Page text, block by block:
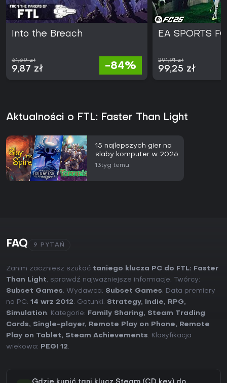
Into the Breach
61,69 zł
9,87 zł -84%
EA SPORTS
291,91 zł
99,25 zł
Aktualności o FTL: Faster Than Light
15 najlepszych gier na
slaby komputer w 2026
13tyg temu
FAQ 9 PYTAŃ
Zanim zaczniesz szukać taniego klucza PC do FTL: Faster
Than Light, sprawdź najważniejsze informacje. Twórcy:
Subset Games. Wydawca: Subset Games. Data premiery
na PC: 14 wrz 2012. Gatunki: Strategy, Indie, RPG,
Simulation. Kategorie: Family Sharing, Steam Trading
Cards, Single-player, Remote Play on Phone,
Remote
Play on Tablet, Steam Achievements. Klasyfikacja
wiekowa:
PEGI 12.